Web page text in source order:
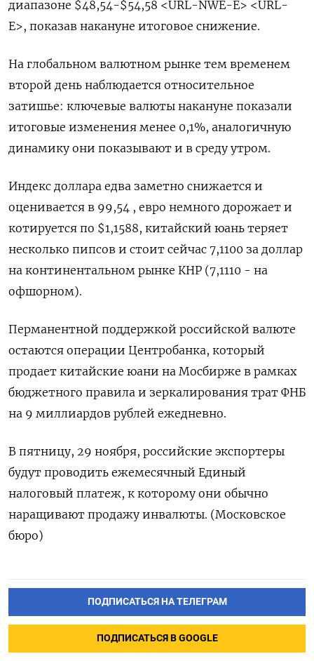
диапазоне $48,54-$54,58 <URL-NWE-E> <URL-
E>, показав накануне итоговое снижение.
На глобальном валютном рынке тем временем
второй день наблюдается относительное
затишье: ключевые валюты накануне показали
итоговые изменения менее 0,1%, аналогичную
динамику они показывают и в среду утром.
Индекс доллара едва заметно снижается и
оценивается в 99,54 , евро немного дорожает и
котируется по $1,1588, китайский юань теряет
несколько пипсов и стоит сейчас 7,1100 за доллар
на континентальном рынке КНР (7,1110 - на
офшорном).
Перманентной поддержкой российской валюте
остаются операции Центробанка, который
продает китайские юани на Мосбирже в рамках
бюджетного правила и зеркалирования трат ФНБ
на 9 миллиардов рублей ежедневно.
В пятницу, 29 ноября, российские экспортеры
будут проводить ежемесячный Единый
налоговый платеж, к которому они обычно
наращивают продажу инвалюты. (Московское
бюро)
ПОДПИСАТЬСЯ НА ТЕЛЕГРАМ
ПОДПИСАТЬСЯ В GOOGLE